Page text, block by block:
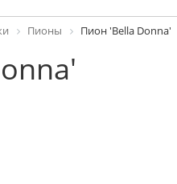
Пионы Пион 'Bella Donna'